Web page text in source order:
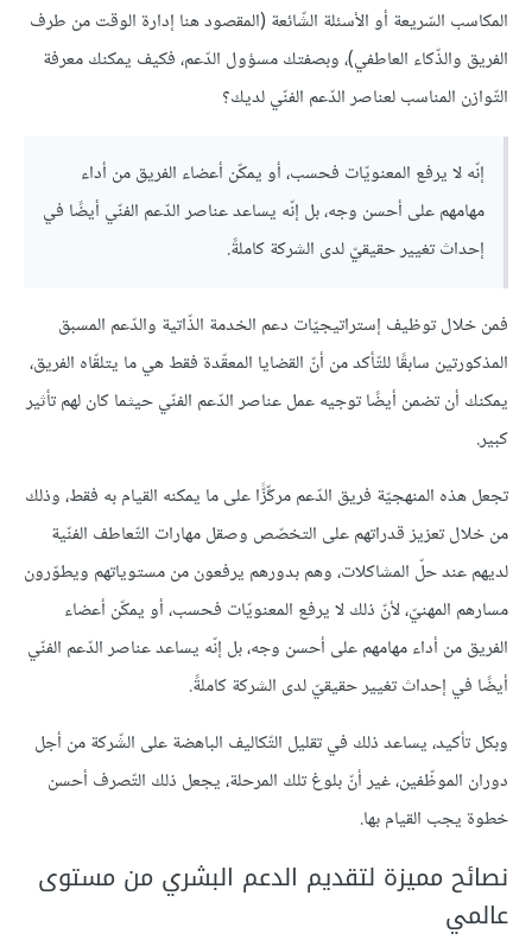
المكاسب السّريعة أو الأسئلة الشّائعة (المقصود هنا إدارة الوقت من طرف
الفريق والذّكاء العاطفي)، وبصفتك مسؤول الدّعم، فكيف يمكنك معرفة
التّوازن المناسب لعناصر الدّعم الفنّي لديك؟
إنّه لا يرفع المعنويّات فحسب، أو يمكّن أعضاء الفريق من أداء
مهامهم على أحسن وجه، بل إنّه يساعد عناصر الدّعم الفنّي أيضًا في
إحداث تغيير حقيقيّ لدى الشركة كاملةً.
فمن خلال توظيف إستراتيجيّات دعم الخدمة الذّاتية والدّعم المسبق
المذكورتين سابقًا للتّأكد من أنّ القضايا المعقّدة فقط هي ما يتلقّاه الفريق،
يمكنك أن تضمن أيضًا توجيه عمل عناصر الدّعم الفنّي حيثما كان لهم تأثير
كبير.
تجعل هذه المنهجيّة فريق الدّعم مركِّزًّا على ما يمكنه القيام به فقط، وذلك
من خلال تعزيز قدراتهم على التخصّص وصقل مهارات التّعاطف الفنّية
لديهم عند حلّ المشاكلات، وهم بدورهم يرفعون من مستوياتهم ويطوّرون
مسارهم المهنيّ، لأنّ ذلك لا يرفع المعنويّات فحسب، أو يمكّن أعضاء
الفريق من أداء مهامهم على أحسن وجه، بل إنّه يساعد عناصر الدّعم الفنّي
أيضًا في إحداث تغيير حقيقيّ لدى الشركة كاملةً.
وبكل تأكيد، يساعد ذلك في تقليل التّكاليف الباهضة على الشّركة من أجل
دوران الموظّفين، غير أنّ بلوغ تلك المرحلة، يجعل ذلك التّصرف أحسن
خطوة يجب القيام بها.
نصائح مميزة لتقديم الدعم البشري من مستوى
عالمي